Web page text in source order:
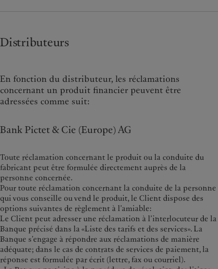
Distributeurs
En fonction du distributeur, les réclamations
concernant un produit financier peuvent être
adressées comme suit:
Bank Pictet & Cie (Europe) AG
Toute réclamation concernant le produit ou la conduite du
fabricant peut être formulée directement auprès de la
personne concernée.
Pour toute réclamation concernant la conduite de la personne
qui vous conseille ou vend le produit, le Client dispose des
options suivantes de règlement à l’amiable:
Le Client peut adresser une réclamation à l’interlocuteur de la
Banque précisé dans la «Liste des tarifs et des services». La
Banque s’engage à répondre aux réclamations de manière
adéquate; dans le cas de contrats de services de paiement, la
réponse est formulée par écrit (lettre, fax ou courriel).